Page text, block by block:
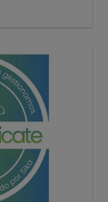
en miles
sistemas
instalaciones
ahorros de
en la vida
m².